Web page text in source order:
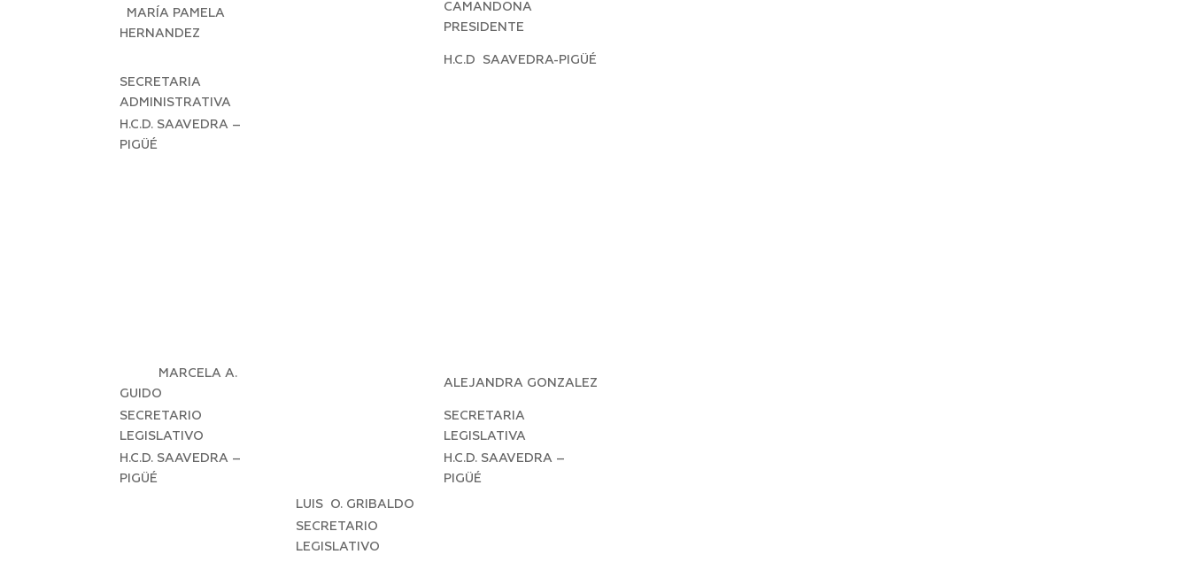
MARÍA PAMELA
HERNANDEZ
CAMANDONA
PRESIDENTE
H.C.D SAAVEDRA-PIGÜÉ
SECRETARIA
ADMINISTRATIVA
H.C.D. SAAVEDRA –
PIGÜÉ
MARCELA A.
GUIDO
ALEJANDRA GONZALEZ
SECRETARIO
LEGISLATIVO
SECRETARIA
LEGISLATIVA
H.C.D. SAAVEDRA –
PIGÜÉ
H.C.D. SAAVEDRA –
PIGÜÉ
LUIS O. GRIBALDO
SECRETARIO
LEGISLATIVO